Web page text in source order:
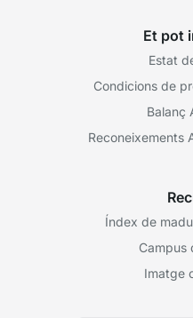
Et pot
Estat
Condicions de
Balanç
Reconeixements
Índex de
Campus
Imatge